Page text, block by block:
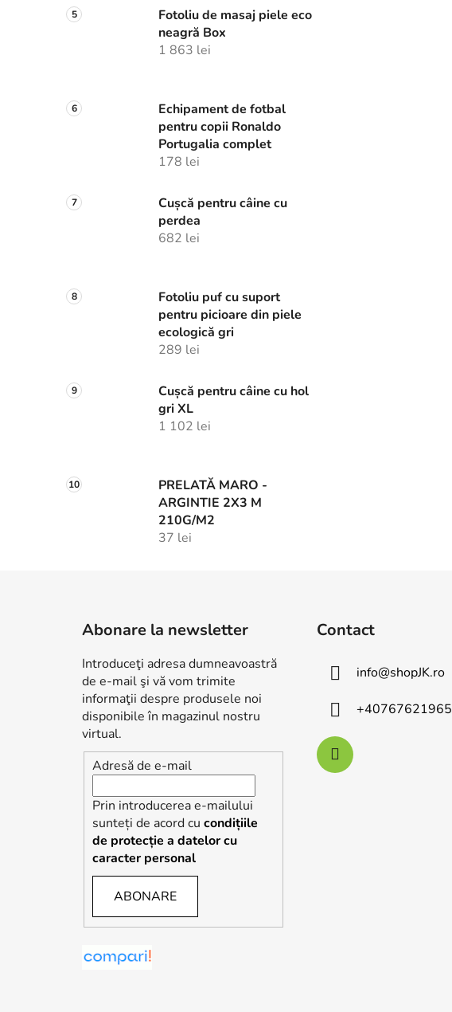
Fotoliu de masaj piele eco
neagră Box
1 863 lei
Echipament de fotbal
pentru copii Ronaldo
Portugalia complet
178 lei
Cușcă pentru câine cu
perdea
682 lei
Fotoliu puf cu suport
pentru picioare din piele
ecologică gri
289 lei
Cușcă pentru câine cu hol
gri XL
1 102 lei
PRELATĂ MARO -
ARGINTIE 2X3 M
210G/M2
37 lei
Abonare la newsletter
Introduceţi adresa dumneavoastră
de e-mail şi vă vom trimite
informaţii despre produsele noi
disponibile în magazinul nostru
virtual.
Adresă de e-mail
Prin introducerea e-mailului
sunteți de acord cu condițiile
de protecție a datelor cu
caracter personal
ABONARE
Contact
info@shopJK.ro
+40767621965